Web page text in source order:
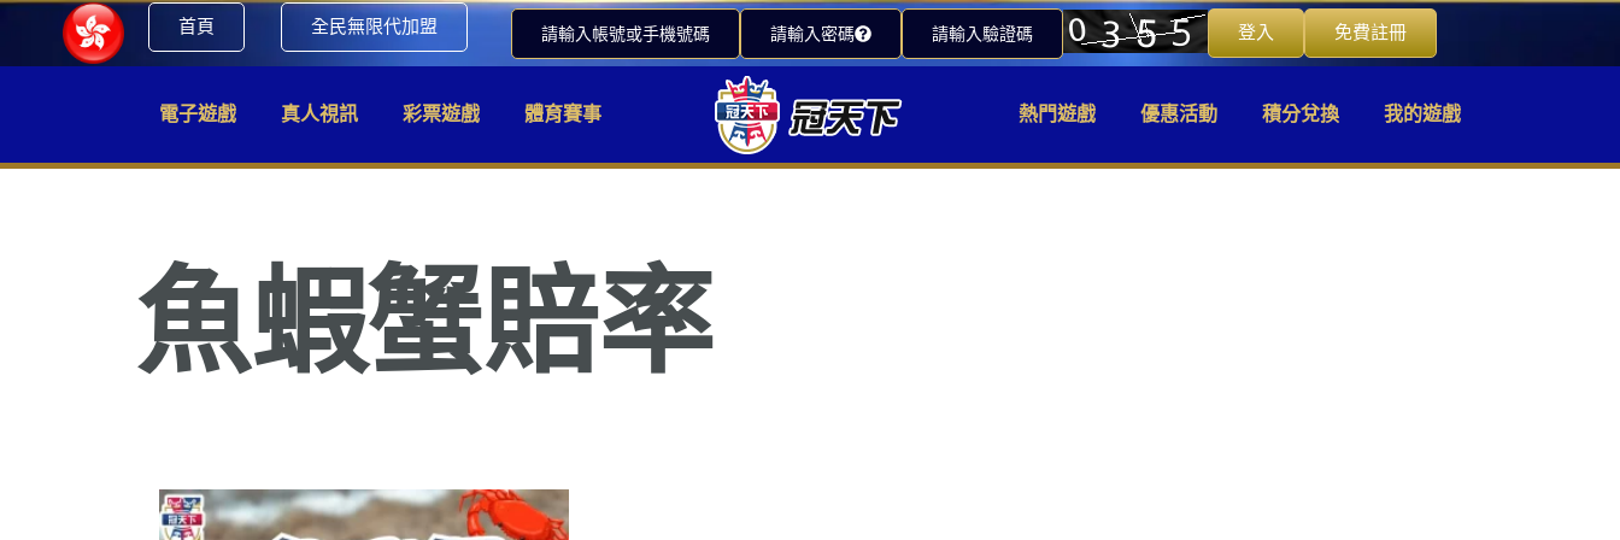
首頁 全民無限代加盟 請輸入帳號或手機號碼 請輸入密碼 請輸入驗證碼 登入 免費註冊
電子遊戲 真人視訊 彩票遊戲 體育賽事 熱門遊戲 優惠活動 積分兌換 我的遊戲
魚蝦蟹賠率